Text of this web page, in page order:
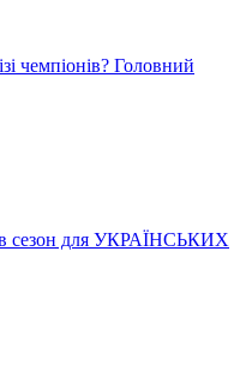
чемпіонів? Головний
сезон для УКРАЇНСЬКИХ